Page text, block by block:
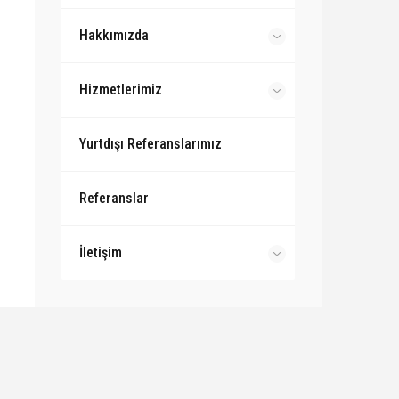
Hakkımızda
Hizmetlerimiz
Yurtdışı Referanslarımız
Referanslar
İletişim